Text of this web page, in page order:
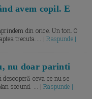
avem copil. E
din orice. Un ton. O
trecuta.... |Raspunde |
nu doar parinti
ceva ce nu se
secund. ... |Raspunde |